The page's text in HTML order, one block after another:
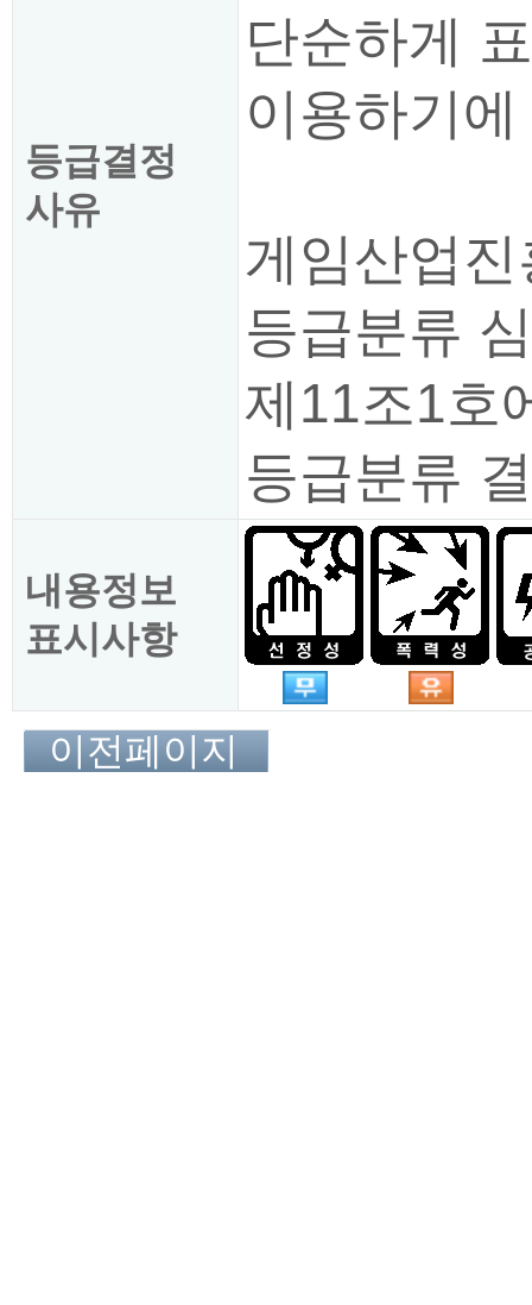
등급결정
사유
단순하게
이용하기
게임산업
등급분류
제11조1호
등급분류
내용정보
표시사항
이전페이지